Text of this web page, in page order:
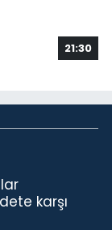
21:30
karşı